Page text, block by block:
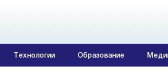
Технологии Образование